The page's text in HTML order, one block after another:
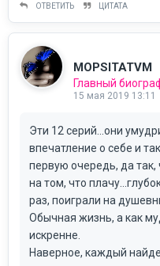
ОТВЕТИТЬ ЦИТАТА
MOPSITATVM
Главный
15 мая 2019 13:11
Эти 12 серий...они
впечатление о себе и
первую очередь, да так,
на том, что
раз, поиграли на
Обычная жизнь, а как
искренне.
Наверное, каждый